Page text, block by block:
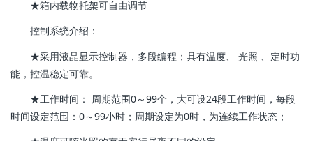
★箱内载物托架可自由调节
控制系统介绍：
★采用液晶显示控制器，多段编程；具有温度、 光照 、定时功
能，控温稳定可靠。
★工作时间： 周期范围0～99个，大可设24段工作时间，每段
时间设定范围：0～99小时；周期设定为0时，为连续工作状态；